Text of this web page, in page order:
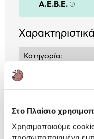
Στο Πλαίσιο
Χρησιμοποιούμε
A.E.B.E.
Χαρακτηριστικά
Κατηγορία: